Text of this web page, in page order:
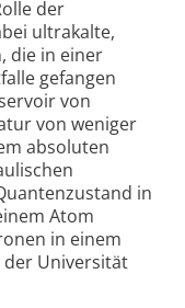
der
ultrakalte,
die in einer
gefangen
von
von weniger
absoluten
in
Atom
in einem
der Universität